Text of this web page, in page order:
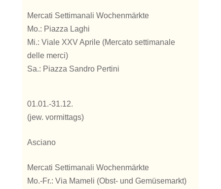
Mercati Settimanali Wochenmärkte
Mo.: Piazza Laghi
Mi.: Viale XXV Aprile (Mercato settimanale
delle merci)
Sa.: Piazza Sandro Pertini
01.01.-31.12.
(jew. vormittags)
Asciano
Mercati Settimanali Wochenmärkte
Mo.-Fr.: Via Mameli (Obst- und Gemüsemarkt)